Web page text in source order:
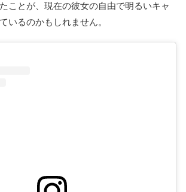
ことが、現在の彼女の自由で明るいキャ
いるのかもしれません。